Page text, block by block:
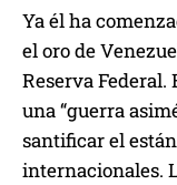
Ya él ha
el oro de
Reserva Federal.
una “guerra
santificar el
internacionales.